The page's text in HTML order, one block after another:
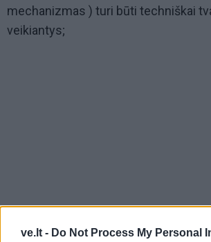
ve.lt - Do Not Process My Personal
mechanizmas ) turi būti techniškai
veikiantys;